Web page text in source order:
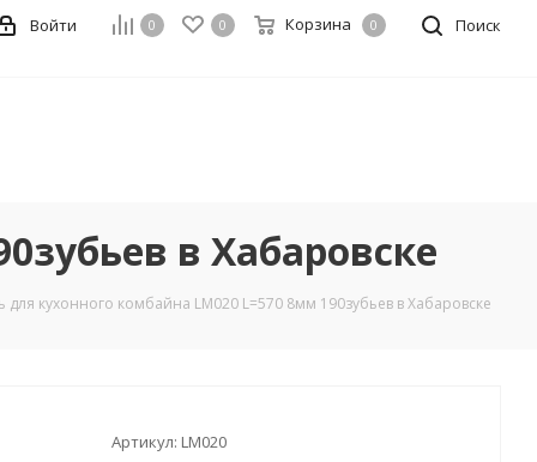
Поиск
0 0 Корзина 0
Войти
в Хабаровске
для кухонного комбайна LM020 L=570 8мм 190зубьев в Хабаровске
Артикул: LM020